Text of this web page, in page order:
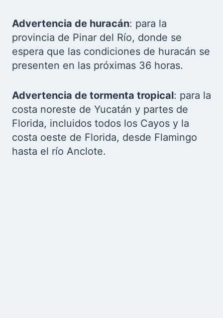
Advertencia de huracán: para la
provincia de Pinar del Río, donde se
espera que las condiciones de huracán se
presenten en las próximas 36 horas.
Advertencia de tormenta tropical: para la
costa noreste de Yucatán y partes de
Florida, incluidos todos los Cayos y la
costa oeste de Florida, desde Flamingo
hasta el río Anclote.